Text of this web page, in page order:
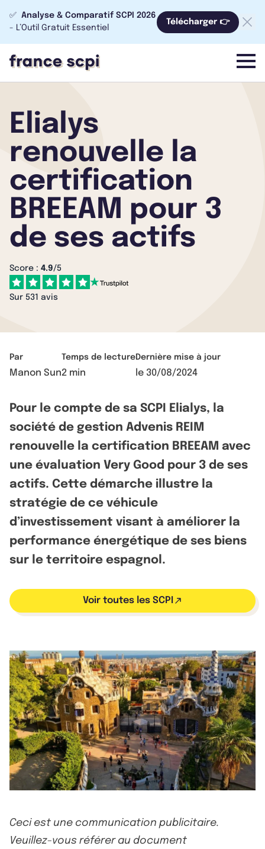
✅ Analyse & Comparatif SCPI 2026
- L’Outil Gratuit Essentiel
Télécharger 👉
menu
Elialys
renouvelle la
certification
BREEAM pour 3
de ses actifs
Score : 4.9/5
Sur 531 avis
Par
Manon Sun
Temps de lecture
2 min
Dernière mise à jour
le 30/08/2024
Pour le compte de sa SCPI Elialys, la
société de gestion Advenis REIM
renouvelle la certification BREEAM avec
une évaluation Very Good pour 3 de ses
actifs. Cette démarche illustre la
stratégie de ce véhicule
d’investissement visant à améliorer la
performance énergétique de ses biens
sur le territoire espagnol.
Voir toutes les SCPI
Ceci est une communication publicitaire.
Veuillez-vous référer au document